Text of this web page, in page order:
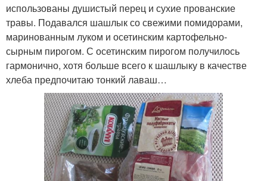
использованы душистый перец и сухие прованские
травы. Подавался шашлык со свежими помидорами,
маринованным луком и осетинским картофельно-
сырным пирогом. С осетинским пирогом получилось
гармонично, хотя больше всего к шашлыку в качестве
хлеба предпочитаю тонкий лаваш…